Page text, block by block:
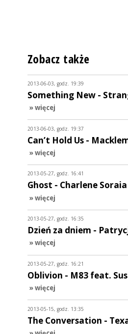
Zobacz także
2013-06-03, godz. 19:39
Something New -
» więcej
2013-06-03, godz. 19:37
Can’t Hold Us -
» więcej
2013-05-27, godz. 16:41
Ghost - Charlene Soraia
» więcej
2013-05-27, godz. 16:35
Dzień za dniem -
» więcej
2013-05-27, godz. 16:21
Oblivion - M83 feat.
» więcej
2013-05-15, godz. 13:35
The Conversation -